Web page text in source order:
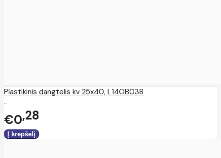
Plastikinis dangtelis kv 25x40, L14OB038
..
€0 28